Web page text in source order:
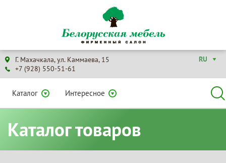
Г. Махачкала, ул. Каммаева, 15
+7 (928) 550-51-61
RU
Каталог Интересное
Каталог товаров